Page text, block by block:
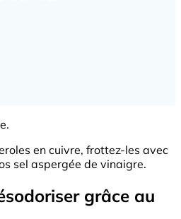
en cuivre, frottez-les avec
sel aspergée de vinaigre.
grâce au